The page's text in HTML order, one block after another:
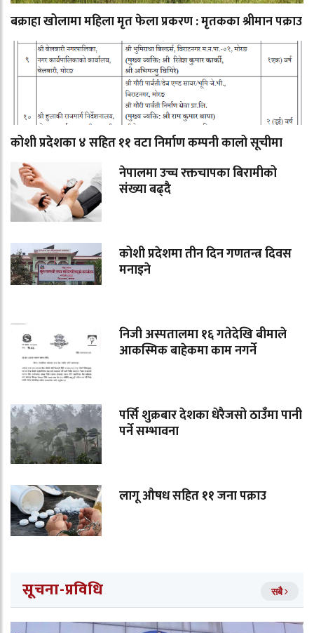
बक्राहा खोलामा महिला मृत फेला प्रकरण : मृतकका श्रीमान पक्राउ
कोशी प्रदेशका ४ सहित ११ वटा निर्माण कम्पनी कालो सूचीमा
नेपालमा उच्च रक्तचापका बिरामीको
संख्या बढ्दै
कोशी प्रदेशमा तीन दिन गणतन्त्र दिवस
मनाइने
निजी अस्पतालमा १६ गतेदेखि बीमाले
आकस्मिक बाहेकमा काम नगर्ने
पर्सि शुक्रबार देशका धेरैजसो ठाउँमा पानी
पर्ने सम्भावना
लागू औषध सहित ११ जना पक्राउ
सूचना-प्रविधि सबै